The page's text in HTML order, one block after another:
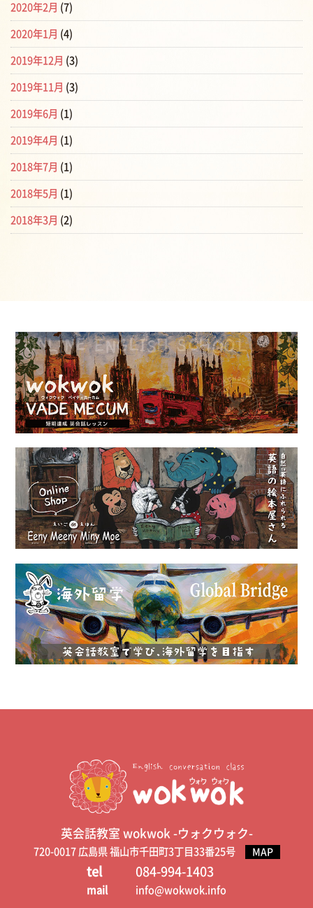
2020年2月 (7)
2020年1月 (4)
2019年12月 (3)
2019年11月 (3)
2019年6月 (1)
2019年4月 (1)
2018年7月 (1)
2018年5月 (1)
2018年3月 (2)
英会話教室 wokwok -ウォクウォク-
720-0017 広島県 福山市千田町3丁目33番25号 MAP
tel 084-994-1403
mail info@wokwok.info